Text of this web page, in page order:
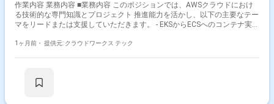
作業内容 業務内容 ■業務内容 このポジションでは、AWSクラウドにおけ
る技術的な専門知識とプロジェクト 推進能力を活かし、以下の主要なテー
マをリードまたは支援していただきます。 - EKSからECSへのコンテナ実行
推進 - IaC（Infrastructure as Code）の推進 - TerraformまたはAWS
Golang, Ruby, PHP, JavaScript - Codeigniter, Ruby on Rails, Backbone.js,
1ヶ月前・ 提供元: クラウドワークス テック